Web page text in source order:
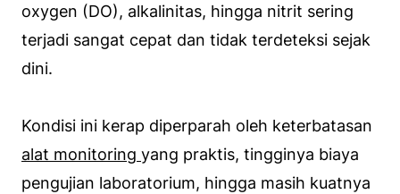
oxygen (DO), alkalinitas, hingga nitrit sering
terjadi sangat cepat dan tidak terdeteksi sejak
dini.
Kondisi ini kerap diperparah oleh keterbatasan
alat monitoring yang praktis, tingginya biaya
pengujian laboratorium, hingga masih kuatnya